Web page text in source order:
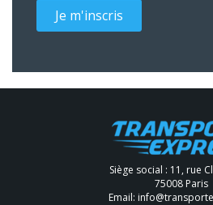
Je m'inscris
Siège social : 11, rue
75008 Paris
Email: